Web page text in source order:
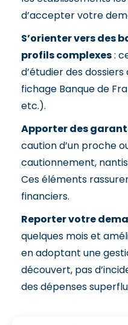
d’accepter votre
S’orienter vers des
profils complexes:
d’étudier des
fichage Banque de
etc.).
Apporter des
caution d’un proche
cautionnement,
Ces éléments
financiers.
Reporter votre
quelques mois et
en adoptant une
découvert, pas
des dépenses